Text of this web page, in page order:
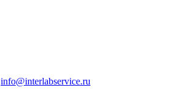
info@interlabservice.ru